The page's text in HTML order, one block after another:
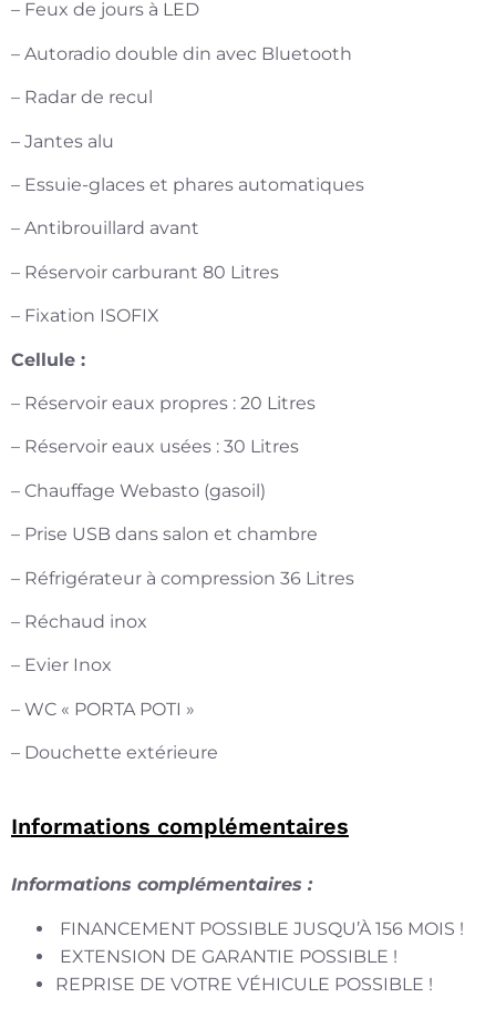
– Feux de jours à LED
– Autoradio double din avec Bluetooth
– Radar de recul
– Jantes alu
– Essuie-glaces et phares automatiques
– Antibrouillard avant
– Réservoir carburant 80 Litres
– Fixation ISOFIX
Cellule :
– Réservoir eaux propres : 20 Litres
– Réservoir eaux usées : 30 Litres
– Chauffage Webasto (gasoil)
– Prise USB dans salon et chambre
– Réfrigérateur à compression 36 Litres
– Réchaud inox
– Evier Inox
– WC « PORTA POTI »
– Douchette extérieure
Informations complémentaires
Informations complémentaires :
FINANCEMENT POSSIBLE JUSQU’À 156 MOIS !
EXTENSION DE GARANTIE POSSIBLE !
REPRISE DE VOTRE VÉHICULE POSSIBLE !